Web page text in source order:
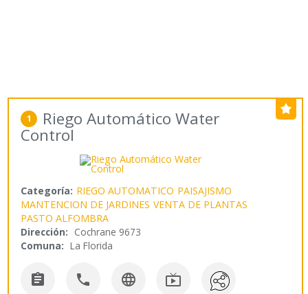
1 Riego Automático Water
Control
Categoría: RIEGO AUTOMATICO PAISAJISMO
MANTENCION DE JARDINES VENTA DE PLANTAS
PASTO ALFOMBRA
Dirección: Cochrane 9673
Comuna: La Florida
   